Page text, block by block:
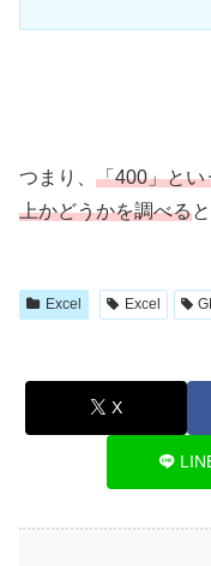
つまり、 「400」とい
上かどうかを調べる
Excel Excel
X